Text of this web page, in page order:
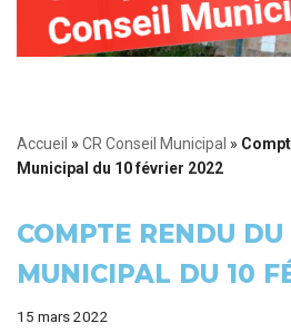
Accueil » CR Conseil Municipal »
Municipal du 10 février 2022
COMPTE RENDU DU
MUNICIPAL DU 10
15 mars 2022